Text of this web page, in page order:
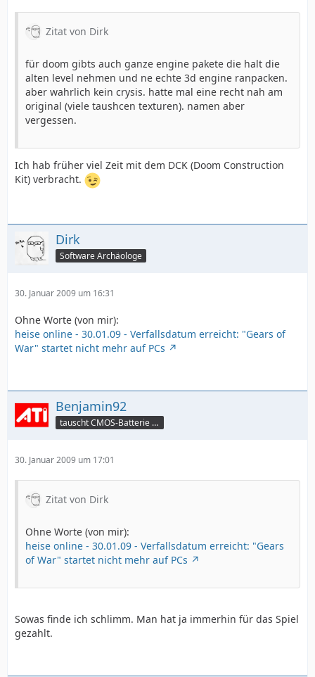
Zitat von Dirk
für doom gibts auch ganze engine pakete die halt die
alten level nehmen und ne echte 3d engine ranpacken.
aber wahrlich kein crysis. hatte mal eine recht nah am
original (viele taushcen texturen). namen aber
vergessen.
Ich hab früher viel Zeit mit dem DCK (Doom Construction
Kit) verbracht.
Dirk
Software Archäologe
30. Januar 2009 um 16:31
Ohne Worte (von mir):
heise online - 30.01.09 - Verfallsdatum erreicht: "Gears of
War" startet nicht mehr auf PCs
Benjamin92
tauscht CMOS-Batterie per TeamViewer
30. Januar 2009 um 17:01
Zitat von Dirk
Ohne Worte (von mir):
heise online - 30.01.09 - Verfallsdatum erreicht: "Gears
of War" startet nicht mehr auf PCs
Sowas finde ich schlimm. Man hat ja immerhin für das Spiel
gezahlt.